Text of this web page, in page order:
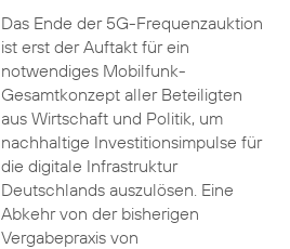
Das Ende der 5G-Frequenzauktion
ist erst der Auftakt für ein
notwendiges Mobilfunk-
Gesamtkonzept aller Beteiligten
aus Wirtschaft und Politik, um
nachhaltige Investitionsimpulse für
die digitale Infrastruktur
Deutschlands auszulösen. Eine
Abkehr von der bisherigen
Vergabepraxis von